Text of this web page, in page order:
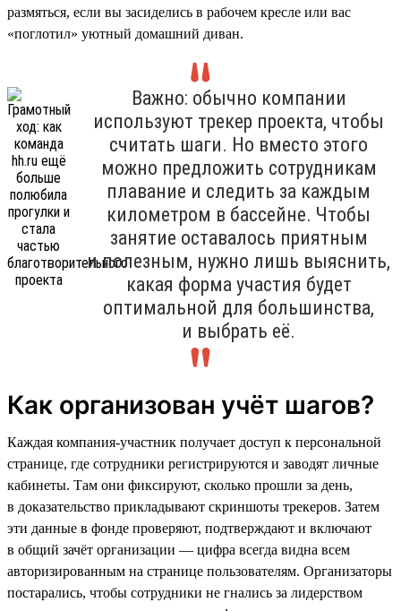
размяться, если вы засиделись в рабочем кресле или вас
«поглотил» уютный домашний диван.
Важно: обычно компании
используют трекер проекта, чтобы
считать шаги. Но вместо этого
можно предложить сотрудникам
плавание и следить за каждым
километром в бассейне. Чтобы
занятие оставалось приятным
и полезным, нужно лишь выяснить,
какая форма участия будет
оптимальной для большинства,
и выбрать её.
Как организован учёт шагов?
Каждая компания-участник получает доступ к персональной
странице, где сотрудники регистрируются и заводят личные
кабинеты. Там они фиксируют, сколько прошли за день,
в доказательство прикладывают скриншоты трекеров. Затем
эти данные в фонде проверяют, подтверждают и включают
в общий зачёт организации — цифра всегда видна всем
авторизированным на странице пользователям. Организаторы
постарались, чтобы сотрудники не гнались за лидерством